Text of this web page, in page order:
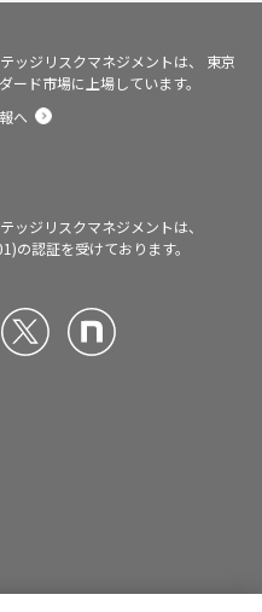
ッジリスクマネジメントは、
東京
ード市場に上場しています。
へ
ッジリスクマネジメントは、
の認証を受けております。